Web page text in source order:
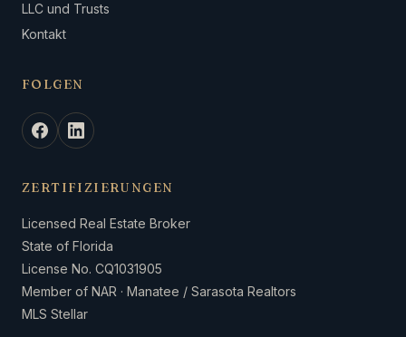
LLC und Trusts
Kontakt
FOLGEN
ZERTIFIZIERUNGEN
Licensed Real Estate Broker
State of Florida
License No. CQ1031905
Member of NAR · Manatee / Sarasota Realtors
MLS Stellar